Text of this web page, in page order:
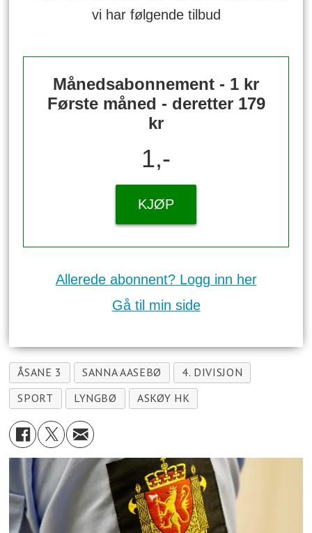
vi har følgende tilbud
Månedsabonnement - 1 kr
Første måned - deretter 179
kr
1,-
KJØP
Allerede abonnent? Logg inn her
Gå til min side
ÅSANE 3 SANNA AASEBØ
4. DIVISJON
SPORT
LYNGBØ ASKØY HK